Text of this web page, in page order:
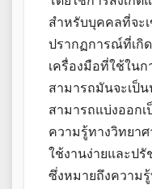
สำหรับบุคคลที่จะ
ปรากฏการณ์ที่เกิ
เครื่องมือที่ใช้ใน
สามารถมันจะเป็
สามารถแบ่งออก
ความรู้ทางวิทยาศ
ใช้งานง่ายและป
ซึ่งหมายถึงความ